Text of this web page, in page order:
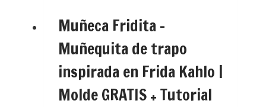
Muñeca Fridita –
Muñequita de trapo
inspirada en Frida Kahlo |
Molde GRATIS + Tutorial